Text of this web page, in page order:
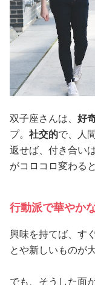
双子座さんは、 好
プ。 社交的で、人
返せば、付き合い
がコロコロ変わる
行動派で華やか
興味を持てば、す
とや新しいものが
でも、そうした面